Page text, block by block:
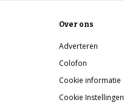
Over ons
Adverteren
Colofon
Cookie informatie
Cookie Instellingen